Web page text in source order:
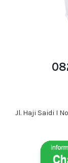
Jl. Haji Saidi I